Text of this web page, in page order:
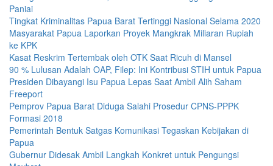
Paniai
Tingkat Kriminalitas Papua Barat Tertinggi Nasional Selama 2020
Masyarakat Papua Laporkan Proyek Mangkrak Miliaran Rupiah
ke KPK
Kasat Reskrim Tertembak oleh OTK Saat Ricuh di Mansel
90 % Lulusan Adalah OAP, Filep: Ini Kontribusi STIH untuk Papua
Presiden Dibayangi Isu Papua Lepas Saat Ambil Alih Saham
Freeport
Pemprov Papua Barat Diduga Salahi Prosedur CPNS-PPPK
Formasi 2018
Pemerintah Bentuk Satgas Komunikasi Tegaskan Kebijakan di
Papua
Gubernur Didesak Ambil Langkah Konkret untuk Pengungsi